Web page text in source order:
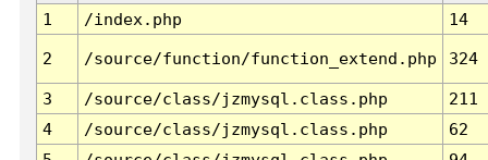
1
/index.php 14
2 /source/function/function_extend.php 324
3 /source/class/jzmysql.class.php
211
4
/source/class/jzmysql.class.php
62